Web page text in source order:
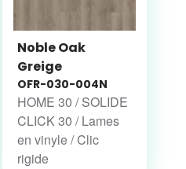
Noble Oak
Greige
OFR-030-004N
HOME 30 / SOLIDE
CLICK 30 / Lames
en vinyle / Clic
rigide